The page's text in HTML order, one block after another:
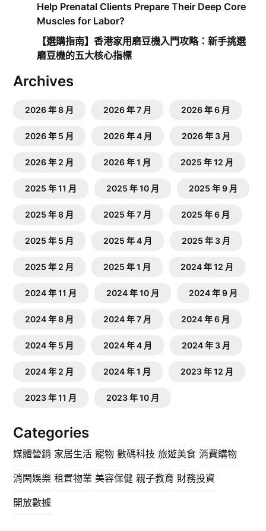
Help Prenatal Clients Prepare Their Deep Core
Muscles for Labor?
【選購指南】香港家用磨豆機入門攻略：新手挑選
磨豆機的五大核心指標
Archives
2026 年 8 月 2026 年 7 月 2026 年 6 月
2026 年 5 月 2026 年 4 月 2026 年 3 月
2026 年 2 月 2026 年 1 月 2025 年 12 月
2025 年 11 月 2025 年 10 月 2025 年 9 月
2025 年 8 月 2025 年 7 月 2025 年 6 月
2025 年 5 月 2025 年 4 月 2025 年 3 月
2025 年 2 月 2025 年 1 月 2024 年 12 月
2024 年 11 月 2024 年 10 月 2024 年 9 月
2024 年 8 月 2024 年 7 月 2024 年 6 月
2024 年 5 月 2024 年 4 月 2024 年 3 月
2024 年 2 月 2024 年 1 月 2023 年 12 月
2023 年 11 月 2023 年 10 月
Categories
媒體營銷 家居生活 寵物 數碼科技 旅遊美食 消費購物
消閑娛樂 租置物業 美容保健 親子教育 財務投資
開放數據